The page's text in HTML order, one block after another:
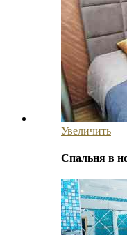
Увеличить
Спальня в